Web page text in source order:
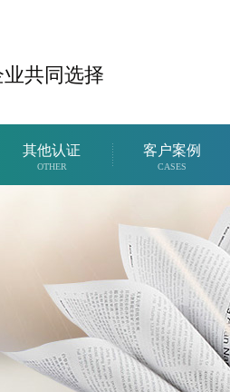
业共同选择
其他认证
OTHER
客户案例
CASES